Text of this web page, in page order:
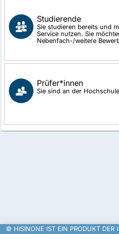
Studierende
Sie studieren bereits und
Service nutzen. Sie
Nebenfach-/weitere
Prüfer*innen
Sie sind an der
© HISINONE IST EIN PRODUKT DER